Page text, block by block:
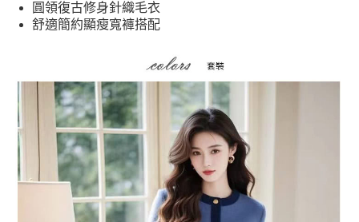
全盈+PAY
【關於「AFTEE先享後付」】
AFTEE先享後付是「在收到商品之後才付款」的支付方式。 讓您購物簡單
便利好安心！
１．簡單：不需註冊會員、不需綁卡、不需儲值。
２．便利：只要手機號碼，簡訊認證，即可結帳。
３．安心：先確認商品／服務後，再付款。
【「AFTEE先享後付」結帳流程】
１．於結帳方式選擇「AFTEE先享後付」後，將跳轉至「AFTEE先享後付」
結帳頁面，進行簡訊認證並確認金額後，即可完成結帳。
ATM付款
運送方式
全家取貨付款
每筆NT$79，滿NT$599(含以上)免運費
付款後全家取貨
舒適簡約顯瘦寬褲搭配
加大碼 兩件式 法式氣質小香風撞色針織衫寬褲套裝(S-2XL)
【XSS2601190】
兩件式優雅撞色小香風套裝
圓領復古修身針織毛衣
舒適簡約顯瘦寬褲搭配
圓領復古修身針織毛衣
舒適簡約顯瘦寬褲搭配